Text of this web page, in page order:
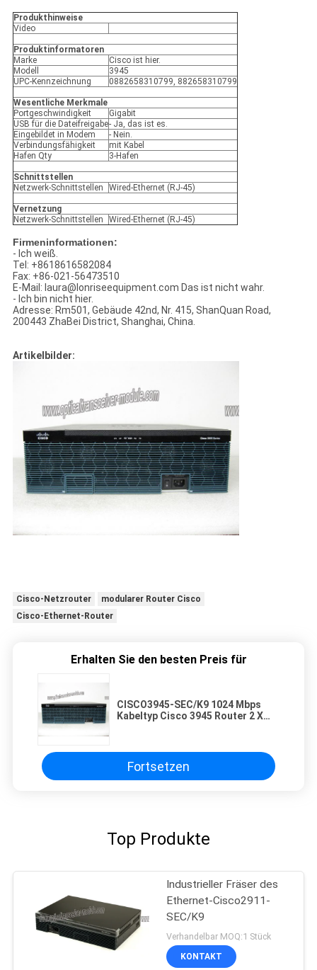
Produkthinweise
Video
Produktinformatoren
Marke
Cisco ist hier.
Modell
3945
UPC-Kennzeichnung
0882658310799, 882658310799
Wesentliche Merkmale
Portgeschwindigkeit
Gigabit
USB für die Dateifreigabe- Ja, das ist es.
Eingebildet in Modem
- Nein.
Verbindungsfähigkeit
mit Kabel
Hafen Qty
3-Hafen
Schnittstellen
Netzwerk-Schnittstellen
Wired-Ethernet (RJ-45)
Vernetzung
Netzwerk-Schnittstellen
Wired-Ethernet (RJ-45)
Firmeninformationen:
- Ich weiß.
Tel: +8618616582084
Fax: +86-021-56473510
E-Mail: laura@lonriseequipment.com Das ist nicht wahr.
- Ich bin nicht hier.
Adresse: Rm501, Gebäude 42nd, Nr. 415, ShanQuan Road,
200443 ZhaBei District, Shanghai, China.
Artikelbilder:
Cisco-Netzrouter
modularer Router Cisco
Cisco-Ethernet-Router
Erhalten Sie den besten Preis für
CISCO3945-SEC/K9 1024 Mbps
Kabeltyp Cisco 3945 Router 2 X
Fortsetzen
Top Produkte
Industrieller Fräser des
Ethernet-Cisco2911-
SEC/K9
Verhandelbar MOQ:1 Stück
KONTAKT